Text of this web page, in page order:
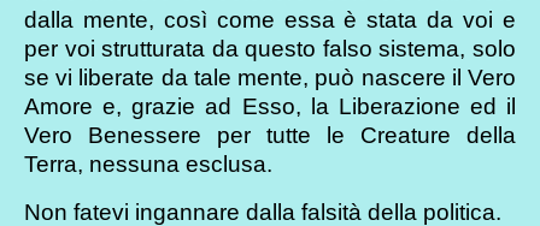
dalla mente, così come essa è stata da voi e
per voi strutturata da questo falso sistema, solo
se vi liberate da tale mente, può nascere il Vero
Amore e, grazie ad Esso, la Liberazione ed il
Vero Benessere per tutte le Creature della
Terra, nessuna esclusa.
Non fatevi ingannare dalla falsità della politica.